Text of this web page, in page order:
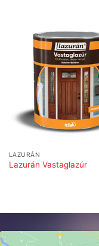
LAZURÁN
Lazurán Vastaglazúr